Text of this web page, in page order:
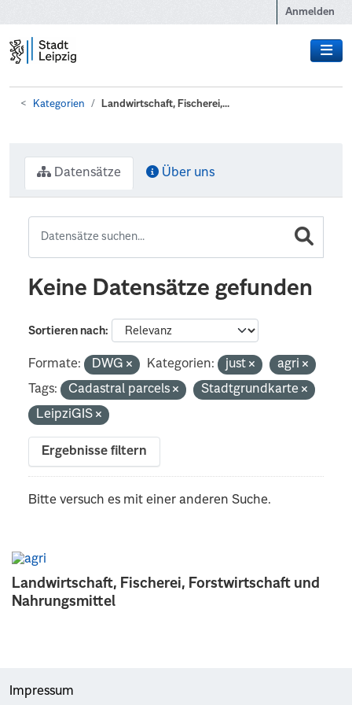
Anmelden
Kategorien Landwirtschaft, Fischerei,...
Landwirtschaft, Fischerei, Forstwirtschaft und
Nahrungsmittel
Datensätze Über uns
Keine Datensätze gefunden
Sortieren nach
Formate: DWG Kategorien: just
agri
Tags:
Cadastral parcels
Stadtgrundkarte
LeipziGIS
Ergebnisse filtern
Bitte versuch es mit einer anderen Suche.
Impressum